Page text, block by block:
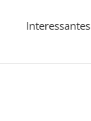
Interessantes